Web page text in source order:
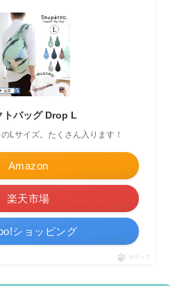
バッグ Drop L
Lサイズ。たくさん入ります！
Amazon
楽天市場
ショッピング
ポチップ